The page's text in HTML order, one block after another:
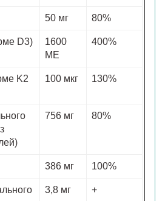
50 мг 80%
D3)
1600
МЕ
400%
K2
100 мкг 130%
756 мг 80%
386 мг 100%
3,8 мг +